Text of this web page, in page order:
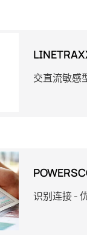
交直流敏感
识别连接 -